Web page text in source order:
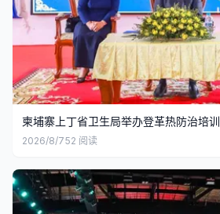
柬埔寨上丁省卫生局举办登革热防治培训
2026/8/752 阅读